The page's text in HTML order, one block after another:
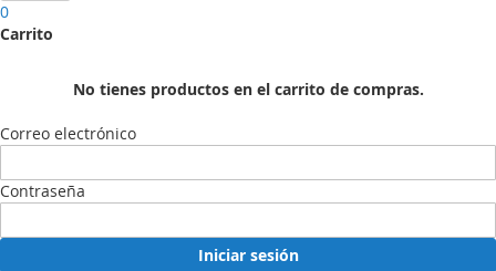
0
Carrito
No tienes productos en el carrito de compras.
Correo electrónico
Contraseña
Iniciar sesión